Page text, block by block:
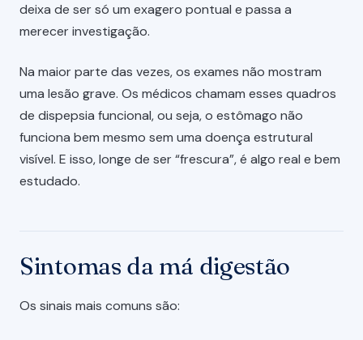
deixa de ser só um exagero pontual e passa a
merecer investigação.
Na maior parte das vezes, os exames não mostram
uma lesão grave. Os médicos chamam esses quadros
de dispepsia funcional, ou seja, o estômago não
funciona bem mesmo sem uma doença estrutural
visível. E isso, longe de ser “frescura”, é algo real e bem
estudado.
Sintomas da má digestão
Os sinais mais comuns são: